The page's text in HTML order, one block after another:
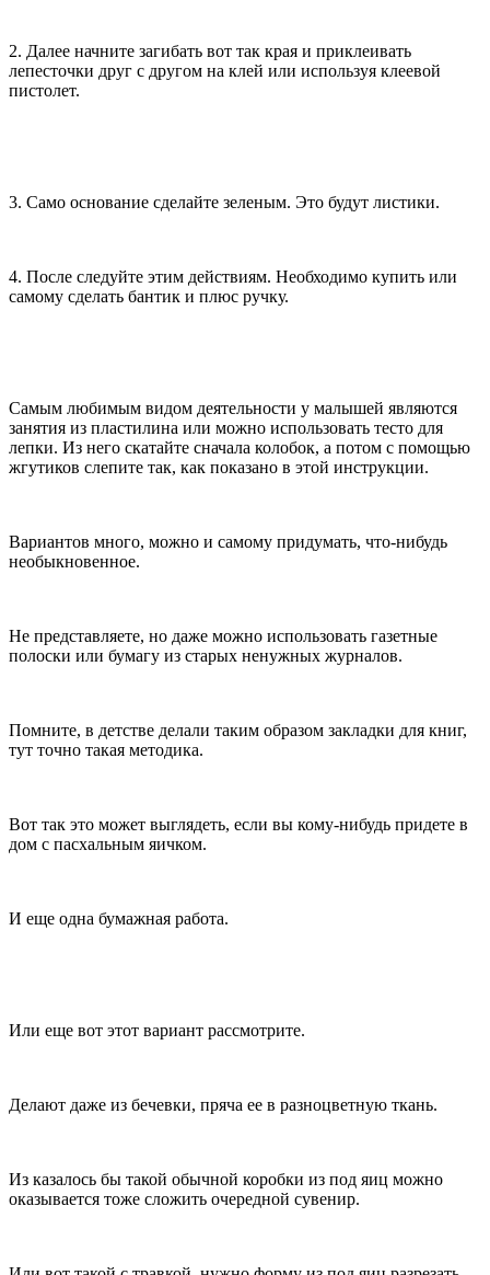
2. Далее начните загибать вот так края и приклеивать
лепесточки друг с другом на клей или используя клеевой
пистолет.
3. Само основание сделайте зеленым. Это будут листики.
4. После следуйте этим действиям. Необходимо купить или
самому сделать бантик и плюс ручку.
Самым любимым видом деятельности у малышей являются
занятия из пластилина или можно использовать тесто для
лепки. Из него скатайте сначала колобок, а потом с помощью
жгутиков слепите так, как показано в этой инструкции.
Вариантов много, можно и самому придумать, что-нибудь
необыкновенное.
Не представляете, но даже можно использовать газетные
полоски или бумагу из старых ненужных журналов.
Помните, в детстве делали таким образом закладки для книг,
тут точно такая методика.
Вот так это может выглядеть, если вы кому-нибудь придете в
дом с пасхальным яичком.
И еще одна бумажная работа.
Или еще вот этот вариант рассмотрите.
Делают даже из бечевки, пряча ее в разноцветную ткань.
Из казалось бы такой обычной коробки из под яиц можно
оказывается тоже сложить очередной сувенир.